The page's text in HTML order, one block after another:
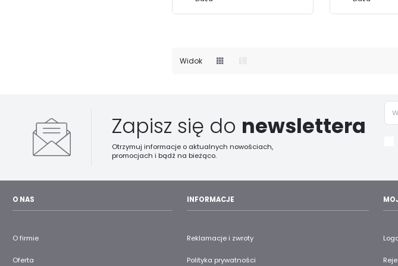
Widok
Zapisz się do newslettera
Otrzymuj informacje o aktualnych nowościach,
promocjach i bądź na bieżąco.
O NAS
O firmie
Oferta
INFORMACJE
Reklamacje i zwroty
Polityka prywatności